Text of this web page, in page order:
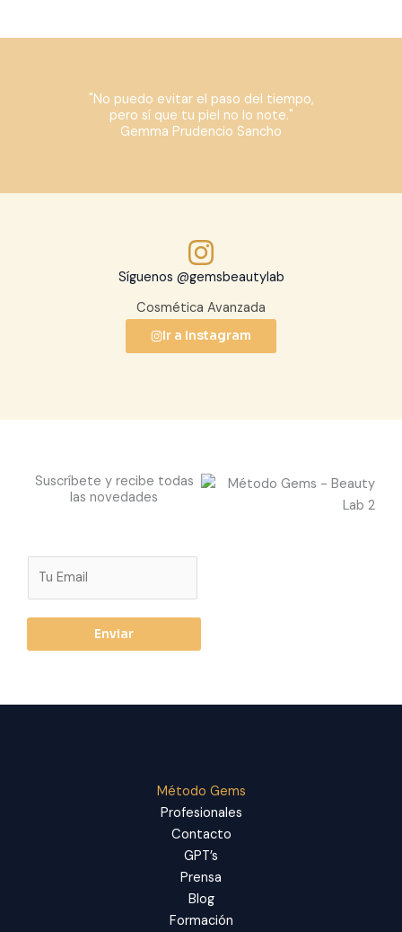
"No puedo evitar el paso del tiempo,
pero sí que tu piel no lo note."
Gemma Prudencio Sancho
Síguenos @gemsbeautylab
Cosmética Avanzada
Ir a Instagram
Suscríbete y recibe todas
las novedades
l
Enviar
Método Gems
Profesionales
Contacto
GPT’s
Prensa
Blog
Formación